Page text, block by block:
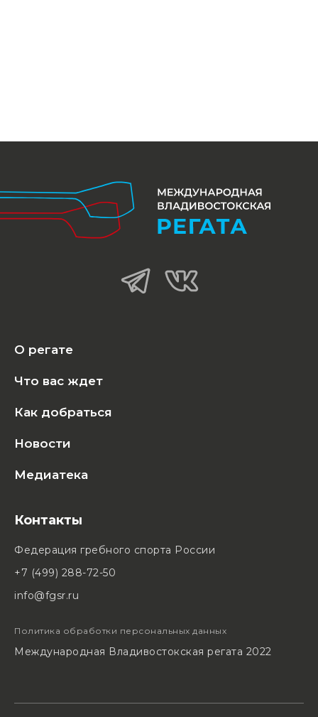
О регате
Что вас ждет
Как добраться
Новости
Медиатека
Контакты
Федерация гребного спорта России
+7 (499) 288-72-50
info@fgsr.ru
Политика обработки персональных данных
Международная Владивостокская регата 2022